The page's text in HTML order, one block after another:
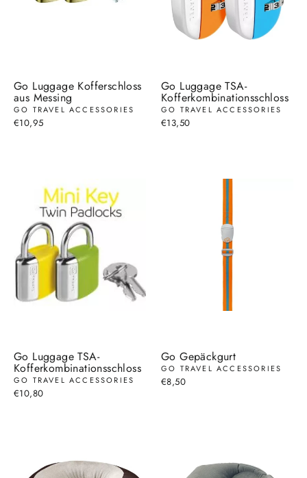
Go Luggage Kofferschloss
aus Messing
GO TRAVEL ACCESSORIES
€10,95
Go Luggage TSA-
Kofferkombinationsschloss
GO TRAVEL ACCESSORIES
€13,50
Go Luggage TSA-
Kofferkombinationsschloss
GO TRAVEL ACCESSORIES
€10,80
Go Gepäckgurt
GO TRAVEL ACCESSORIES
€8,50